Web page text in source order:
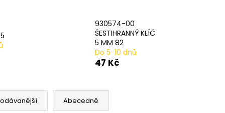
930574-00
ŠESTIHRANNÝ KLÍČ
5 MM 82
Do 5-10 dnů
47 Kč
Abecedně